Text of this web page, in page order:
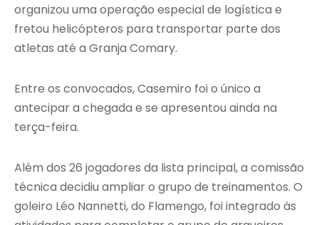
organizou uma operação especial de logística e
fretou helicópteros para transportar parte dos
atletas até a Granja Comary.
Entre os convocados, Casemiro foi o único a
antecipar a chegada e se apresentou ainda na
terça-feira.
Além dos 26 jogadores da lista principal, a comissão
técnica decidiu ampliar o grupo de treinamentos. O
goleiro Léo Nannetti, do Flamengo, foi integrado às